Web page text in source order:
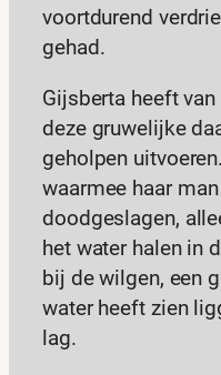
voortdurend
gehad.
Gijsberta heeft
deze gruwelijke
geholpen
waarmee haar
doodgeslagen,
het water halen in
bij de wilgen, een
water heeft zien
lag.